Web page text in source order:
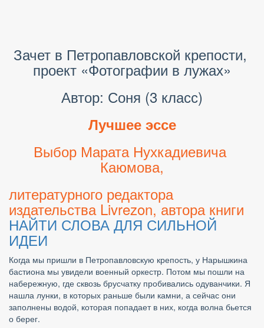
Зачет в Петропавловской крепости,
проект «Фотографии в лужах»
Автор: Соня (3 класс)
Лучшее эссе
Выбор Марата Нухкадиевича
Каюмова,
литературного редактора
НАЙТИ СЛОВА ДЛЯ СИЛЬНОЙ
ИДЕИ
Когда мы пришли в Петропавловскую крепость, у Нарышкина
бастиона мы увидели военный оркестр. Потом мы пошли на
набережную, где сквозь брусчатку пробивались одуванчики. Я
нашла лунки, в которых раньше были камни, а сейчас они
заполнены водой, которая попадает в них, когда волна бьется
о берег.